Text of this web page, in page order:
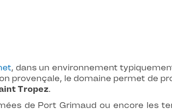
, dans un environnement
provençale, le domaine permet de
Tropez.
de Port Grimaud ou encore les